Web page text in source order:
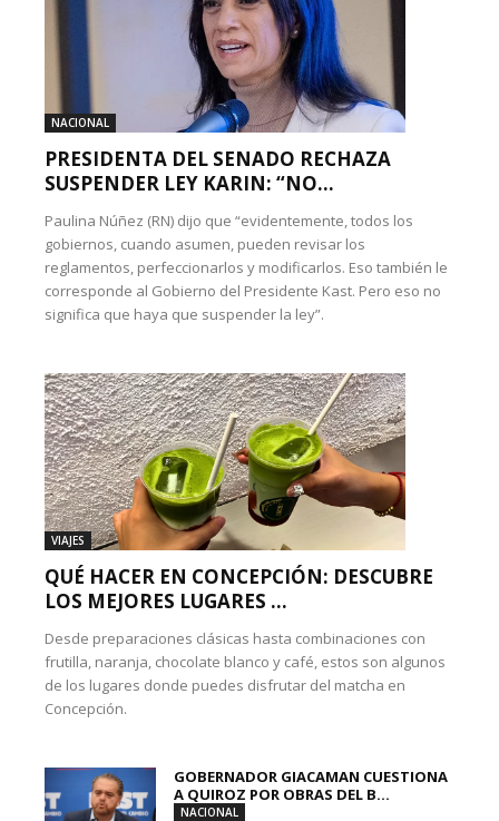
NACIONAL
PRESIDENTA DEL SENADO RECHAZA
SUSPENDER LEY KARIN: “NO...
Paulina Núñez (RN) dijo que “evidentemente, todos los
gobiernos, cuando asumen, pueden revisar los
reglamentos, perfeccionarlos y modificarlos. Eso también le
corresponde al Gobierno del Presidente Kast. Pero eso no
significa que haya que suspender la ley”.
VIAJES
QUÉ HACER EN CONCEPCIÓN: DESCUBRE
LOS MEJORES LUGARES ...
Desde preparaciones clásicas hasta combinaciones con
frutilla, naranja, chocolate blanco y café, estos son algunos
de los lugares donde puedes disfrutar del matcha en
Concepción.
GOBERNADOR GIACAMAN CUESTIONA
A QUIROZ POR OBRAS DEL B...
NACIONAL